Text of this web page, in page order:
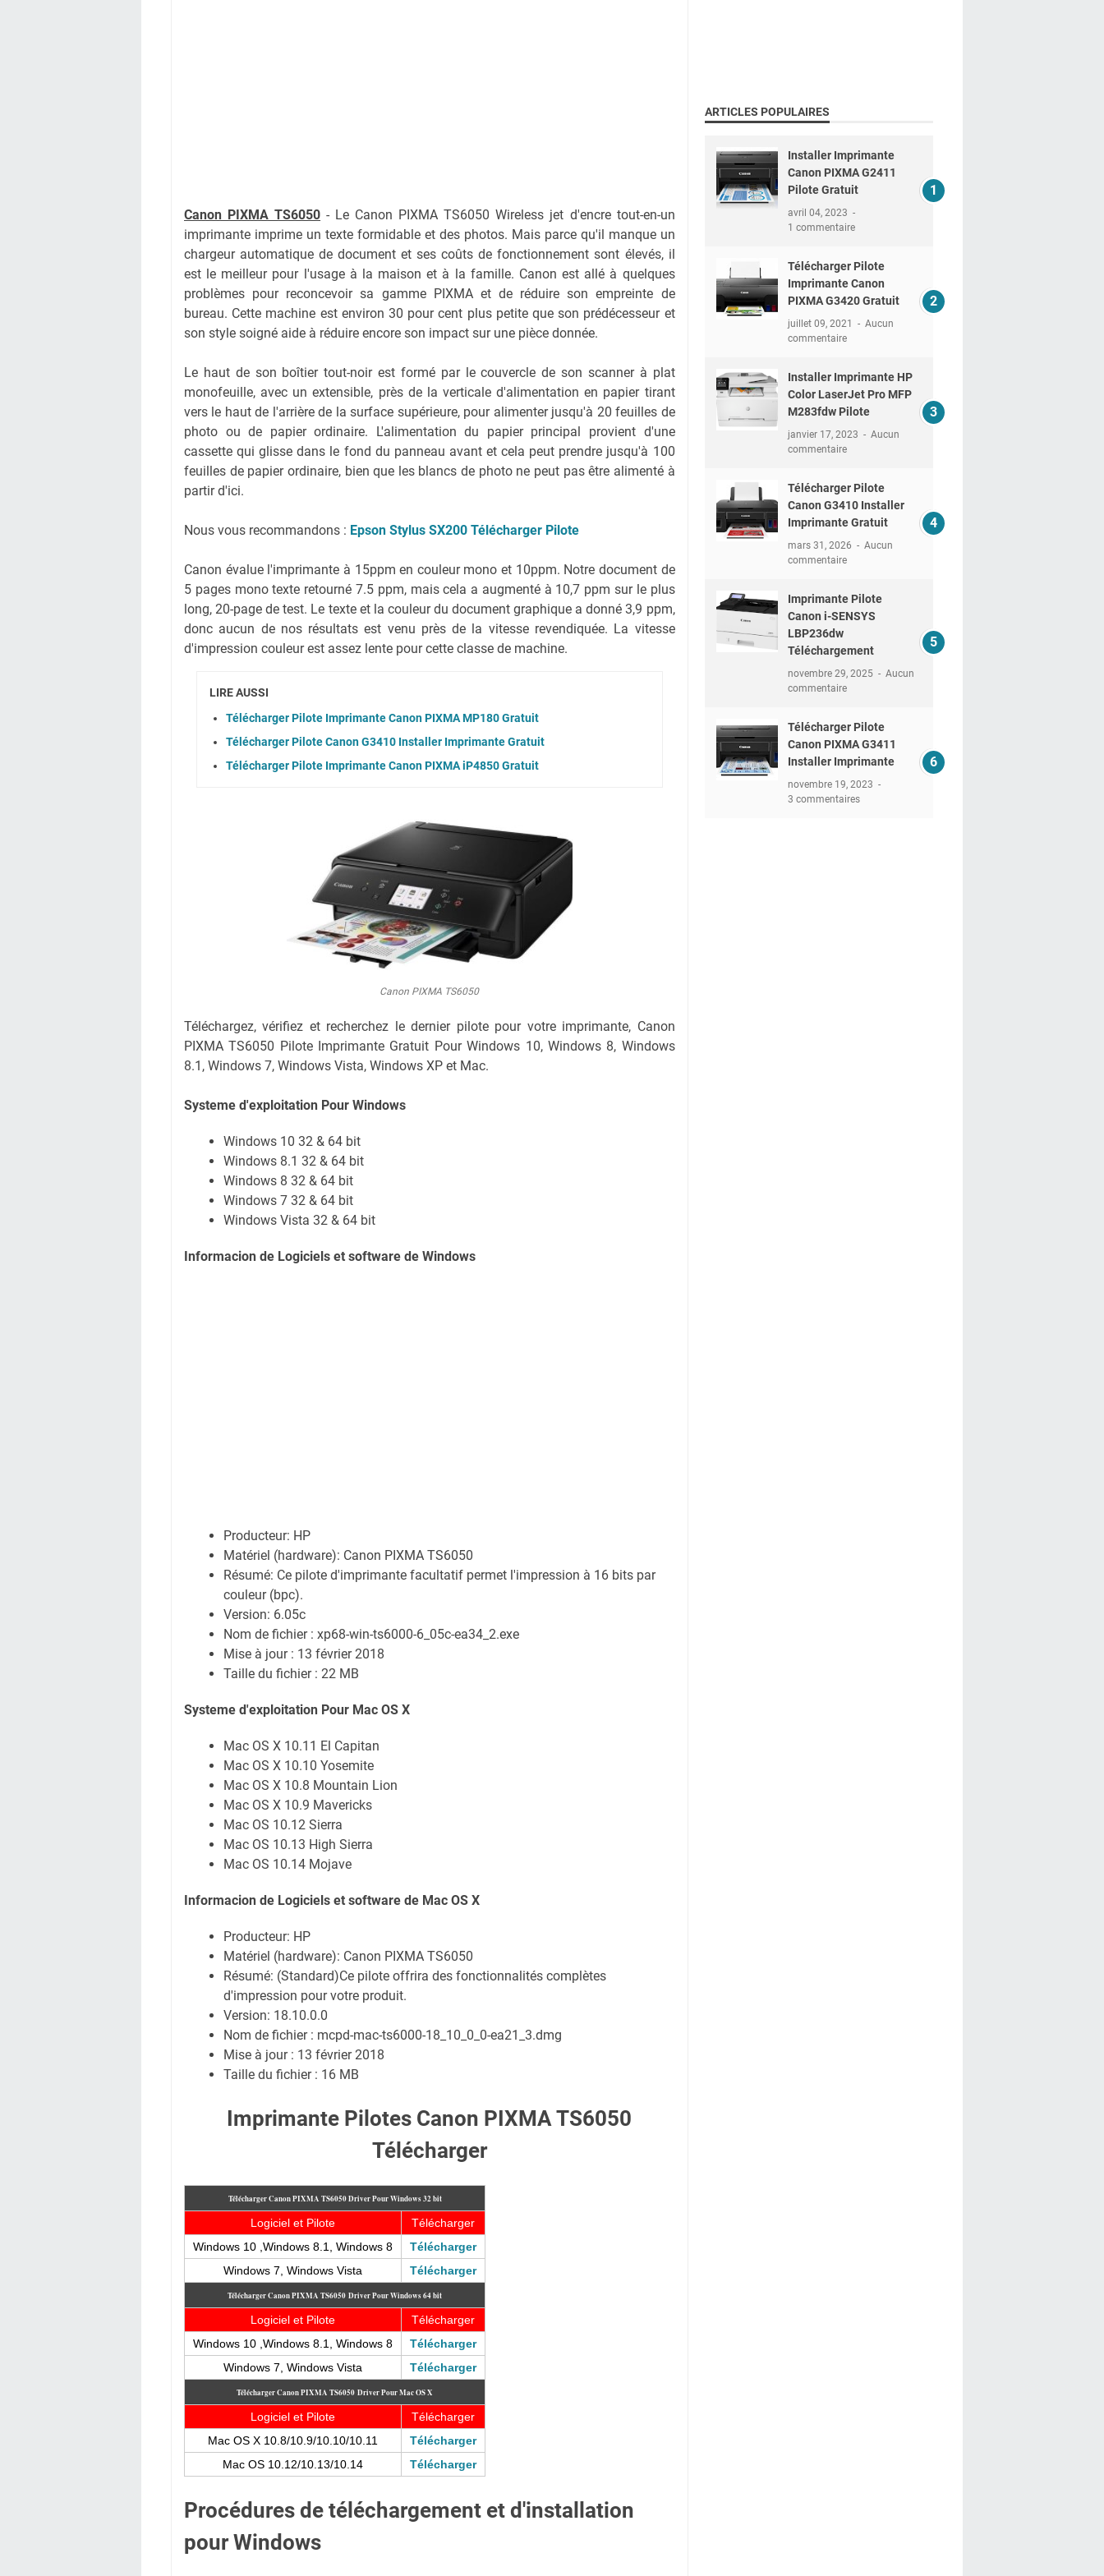
Canon PIXMA TS6050 - Le Canon PIXMA TS6050 Wireless jet d'encre tout-en-un
imprimante imprime un texte formidable et des photos. Mais parce qu'il manque un
chargeur automatique de document et ses coûts de fonctionnement sont élevés, il
est le meilleur pour l'usage à la maison et à la famille. Canon est allé à quelques
problèmes pour reconcevoir sa gamme PIXMA et de réduire son empreinte de
bureau. Cette machine est environ 30 pour cent plus petite que son prédécesseur et
son style soigné aide à réduire encore son impact sur une pièce donnée.
Le haut de son boîtier tout-noir est formé par le couvercle de son scanner à plat
monofeuille, avec un extensible, près de la verticale d'alimentation en papier tirant
vers le haut de l'arrière de la surface supérieure, pour alimenter jusqu'à 20 feuilles de
photo ou de papier ordinaire. L'alimentation du papier principal provient d'une
cassette qui glisse dans le fond du panneau avant et cela peut prendre jusqu'à 100
feuilles de papier ordinaire, bien que les blancs de photo ne peut pas être alimenté à
partir d'ici.
Nous vous recommandons : Epson Stylus SX200 Télécharger Pilote
Canon évalue l'imprimante à 15ppm en couleur mono et 10ppm. Notre document de
5 pages mono texte retourné 7.5 ppm, mais cela a augmenté à 10,7 ppm sur le plus
long, 20-page de test. Le texte et la couleur du document graphique a donné 3,9 ppm,
donc aucun de nos résultats est venu près de la vitesse revendiquée. La vitesse
d'impression couleur est assez lente pour cette classe de machine.
LIRE AUSSI
Télécharger Pilote Imprimante Canon PIXMA MP180 Gratuit
Télécharger Pilote Canon G3410 Installer Imprimante Gratuit
Télécharger Pilote Imprimante Canon PIXMA iP4850 Gratuit
Canon PIXMA TS6050
Téléchargez, vérifiez et recherchez le dernier pilote pour votre imprimante, Canon
PIXMA TS6050 Pilote Imprimante Gratuit Pour Windows 10, Windows 8, Windows
8.1, Windows 7, Windows Vista, Windows XP et Mac.
Systeme d'exploitation Pour Windows
Windows 10 32 & 64 bit
Windows 8.1 32 & 64 bit
Windows 8 32 & 64 bit
Windows 7 32 & 64 bit
Windows Vista 32 & 64 bit
Informacion de Logiciels et software de Windows
Producteur: HP
Matériel (hardware): Canon PIXMA TS6050
Résumé: Ce pilote d'imprimante facultatif permet l'impression à 16 bits par
couleur (bpc).
Version: 6.05c
Nom de fichier : xp68-win-ts6000-6_05c-ea34_2.exe
Mise à jour : 13 février 2018
Taille du fichier : 22 MB
Systeme d'exploitation Pour Mac OS X
Mac OS X 10.11 El Capitan
Mac OS X 10.10 Yosemite
Mac OS X 10.8 Mountain Lion
Mac OS X 10.9 Mavericks
Mac OS 10.12 Sierra
Mac OS 10.13 High Sierra
Mac OS 10.14 Mojave
Informacion de Logiciels et software de Mac OS X
Producteur: HP
Matériel (hardware): Canon PIXMA TS6050
Résumé: (Standard)Ce pilote offrira des fonctionnalités complètes
d'impression pour votre produit.
Version: 18.10.0.0
Nom de fichier : mcpd-mac-ts6000-18_10_0_0-ea21_3.dmg
Mise à jour : 13 février 2018
Taille du fichier : 16 MB
Imprimante Pilotes Canon PIXMA TS6050
Télécharger
Télécharger Canon PIXMA TS6050Driver Pour Windows 32 bit
Logiciel et Pilote
Télécharger
Windows 10 ,Windows 8.1, Windows 8
Télécharger
Windows 7, Windows Vista
Télécharger
Télécharger Canon PIXMA TS6050 Driver Pour Windows 64 bit
Logiciel et Pilote
Télécharger
Windows 10 ,Windows 8.1, Windows 8
Télécharger
Windows 7, Windows Vista
Télécharger
Télécharger Canon PIXMA TS6050 Driver Pour Mac OS X
Logiciel et Pilote
Télécharger
Mac OS X 10.8/10.9/10.10/10.11
Télécharger
Mac OS 10.12/10.13/10.14
Télécharger
Procédures de téléchargement et d'installation
pour Windows
ARTICLES POPULAIRES
Installer Imprimante
Canon PIXMA G2411
Pilote Gratuit
avril 04, 2023
1 commentaire
Télécharger Pilote
Imprimante Canon
PIXMA G3420 Gratuit
juillet 09, 2021
Aucun
commentaire
Installer Imprimante HP
Color LaserJet Pro MFP
M283fdw Pilote
janvier 17, 2023
Aucun
commentaire
Télécharger Pilote
Canon G3410 Installer
Imprimante Gratuit
mars 31, 2026
Aucun
commentaire
Imprimante Pilote
Canon i-SENSYS
LBP236dw
Téléchargement
novembre 29, 2025
Aucun
commentaire
Télécharger Pilote
Canon PIXMA G3411
Installer Imprimante
novembre 19, 2023
3 commentaires